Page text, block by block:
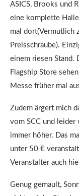
ASICS, Brooks und
eine komplette
mal dort(Vermutlich
Preisschraube).
einem riesen Stand.
Flagship Store
Messe früher mal
Zudem ärgert mich
vom SCC und leider
immer höher. Das
unter 50 €
Veranstalter auch
Genug gemault,